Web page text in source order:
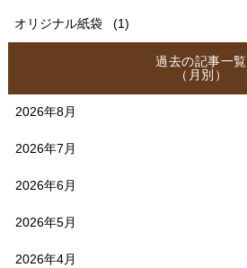
オリジナル紙袋 (1)
過去の記事一覧
（月別）
2026年8月
2026年7月
2026年6月
2026年5月
2026年4月